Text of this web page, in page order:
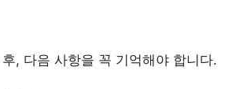
, 다음 사항을 꼭 기억해야 합니다.